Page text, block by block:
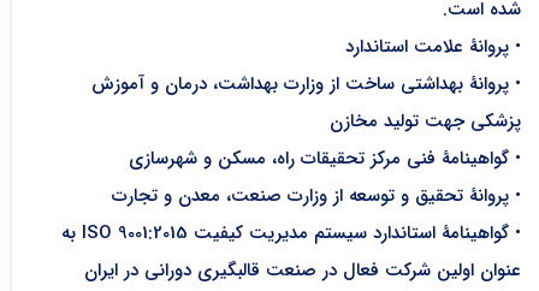
شده است.
• پروانۀ علامت استاندارد
• پروانۀ بهداشتی ساخت از وزارت بهداشت، درمان و آموزش
پزشکی جهت تولید مخازن
• گواهینامۀ فنی مرکز تحقیقات راه، مسکن و شهرسازی
• پروانۀ تحقیق و توسعه از وزارت صنعت، معدن و تجارت
• گواهینامۀ استاندارد سیستم مدیریت کیفیت ISO 9001:2015 به
عنوان اولین شرکت فعال در صنعت قالبگیری دورانی در ایران